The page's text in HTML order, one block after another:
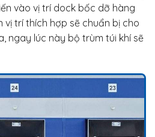
vào vị trí dock bốc dỡ hàng
vị trí thích hợp sẽ chuẩn bị cho
ngay lúc này bộ trùm túi khí sẽ